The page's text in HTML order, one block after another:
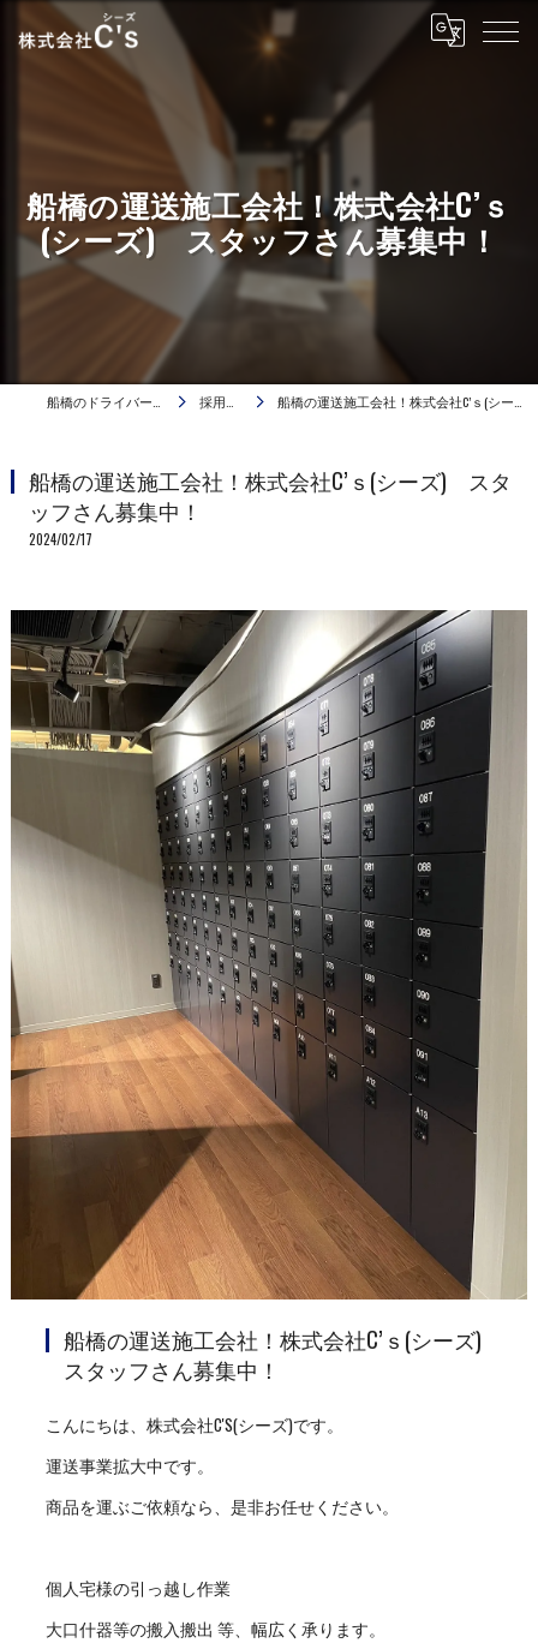
船橋の運送施工会社！株式会社C’ｓ
(シーズ) スタッフさん募集中！
採用ブログ 船橋の運送施工会社！株式会社C’ｓ(シーズ) スタッフさん募集中！
船橋の運送施工会社！株式会社C’ｓ(シーズ) スタ
ッフさん募集中！
2024/02/17
船橋の運送施工会社！株式会社C’ｓ(シーズ)
スタッフさん募集中！
こんにちは、株式会社C'S(シーズ)です。
運送事業拡大中です。
商品を運ぶご依頼なら、是非お任せください。
個人宅様の引っ越し作業
大口什器等の搬入搬出 等、幅広く承ります。